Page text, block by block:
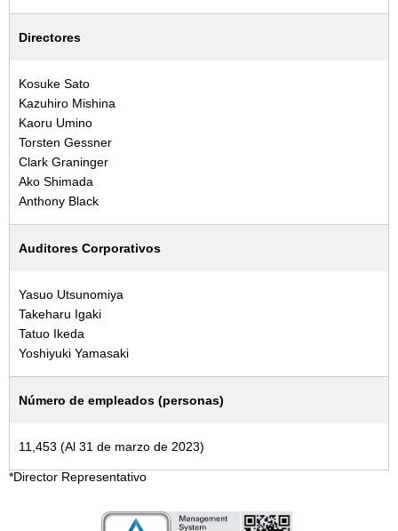
Directores
Kosuke Sato
Kazuhiro Mishina
Kaoru Umino
Torsten Gessner
Clark Graninger
Ako Shimada
Anthony Black
Auditores Corporativos
Yasuo Utsunomiya
Takeharu Igaki
Tatuo Ikeda
Yoshiyuki Yamasaki
Número de empleados (personas)
11,453 (Al 31 de marzo de 2023)
*Director Representativo